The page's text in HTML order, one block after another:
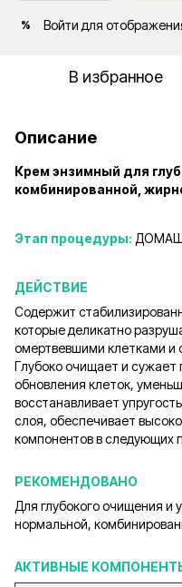
% Войти для
В избранное
Описание
Крем энзимный для
комбинированной,
Этап процедуры:
ДЕЙСТВИЕ
Содержит
которые деликатно
омертвевшими клетками и
Глубоко очищает и сужает
обновления клеток,
восстанавливает
слоя, обеспечивает
компонентов в следующих
РЕКОМЕНДОВАНО
Для глубокого очищения и
нормальной,
АКТИВНЫЕ